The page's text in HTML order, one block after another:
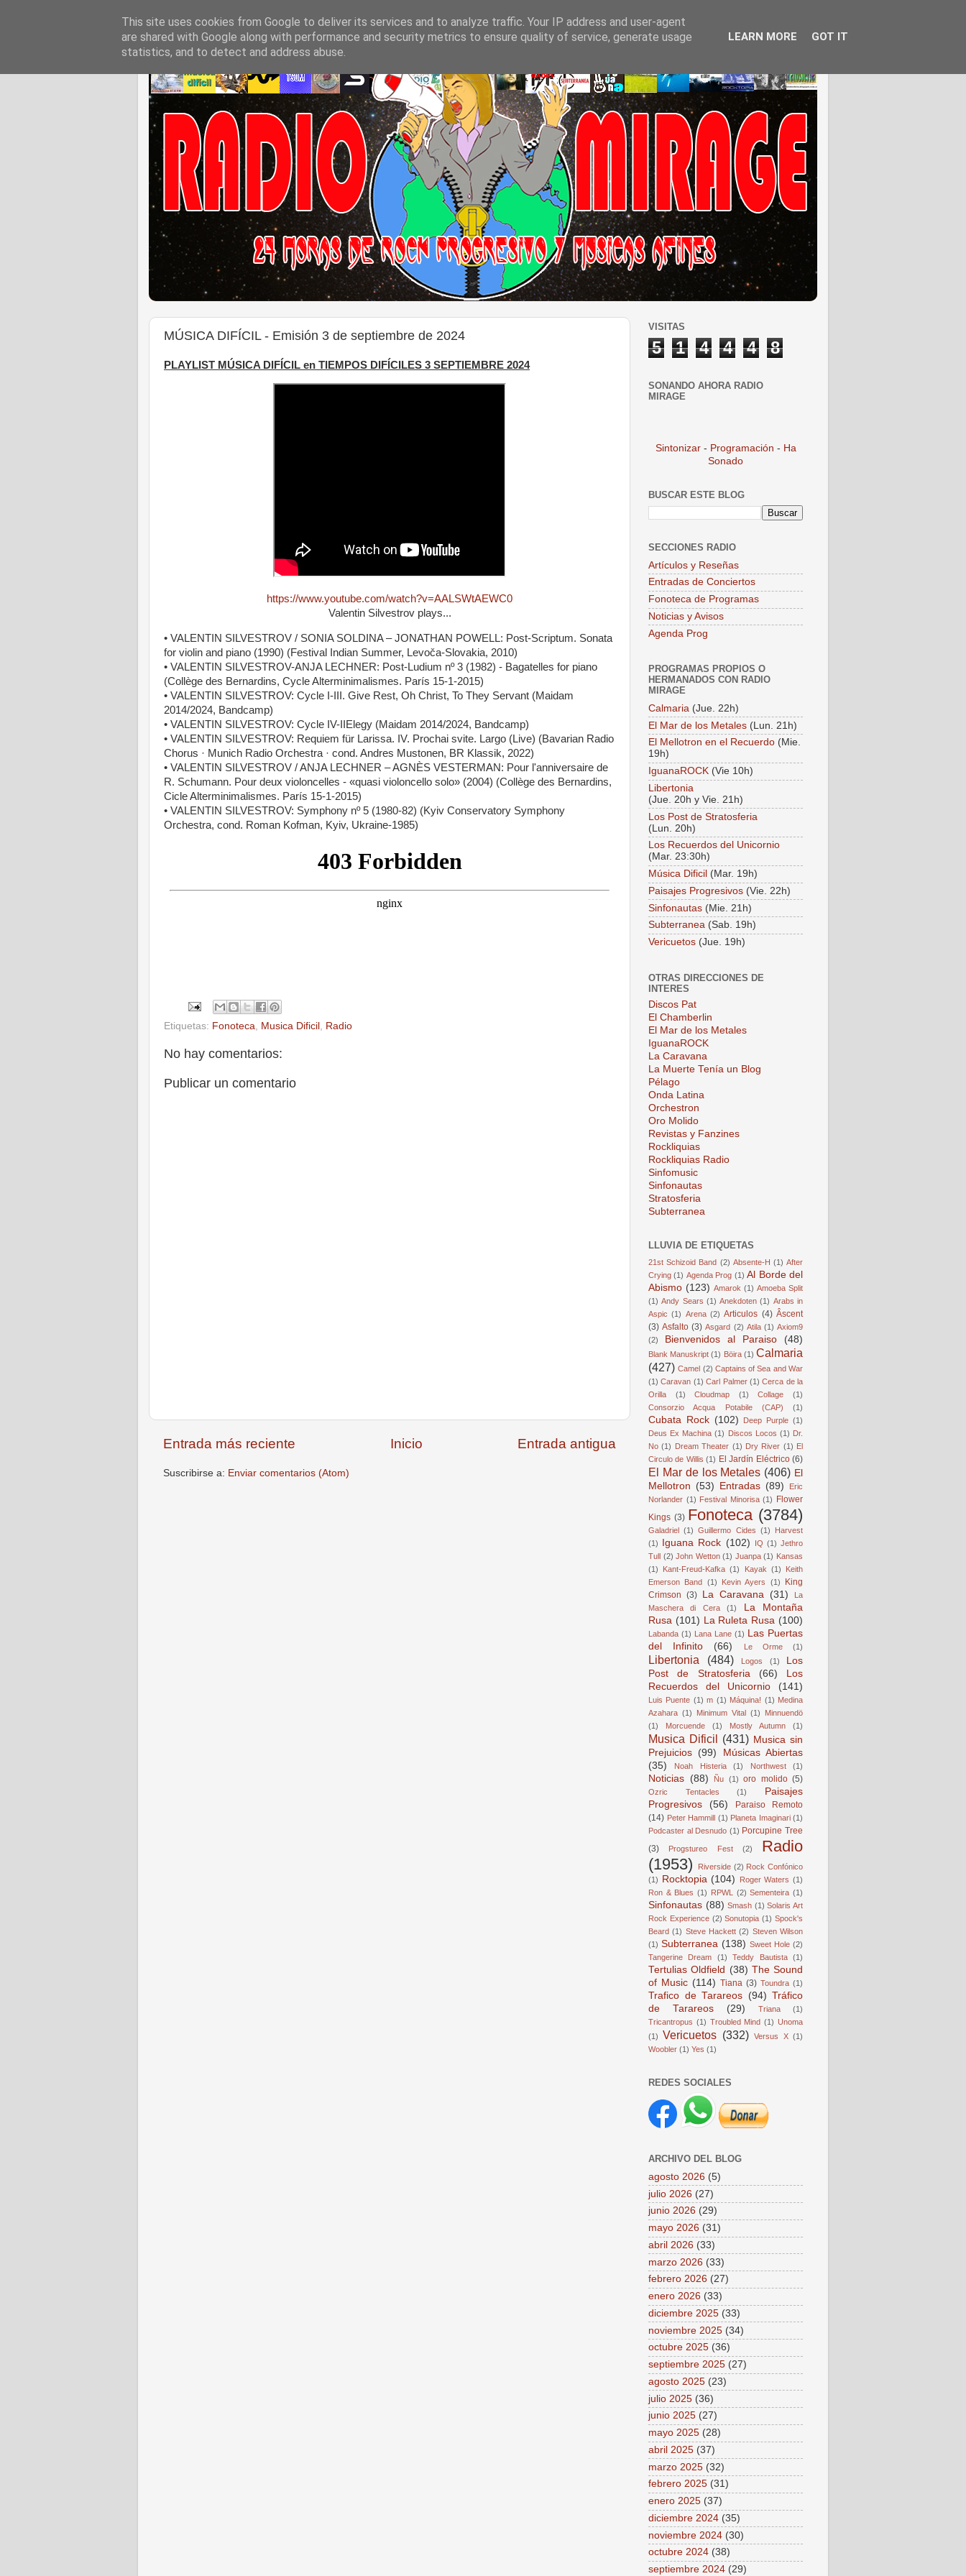
MÚSICA DIFÍCIL - Emisión 3 de septiembre de 2024
PLAYLIST MÚSICA DIFÍCIL en TIEMPOS DIFÍCILES 3 SEPTIEMBRE 2024
https://www.youtube.com/watch?v=AALSWtAEWC0
Valentin Silvestrov plays...
• VALENTIN SILVESTROV / SONIA SOLDINA – JONATHAN POWELL: Post-Scriptum. Sonata
for violin and piano (1990) (Festival Indian Summer, Levoča-Slovakia, 2010)
• VALENTIN SILVESTROV-ANJA LECHNER: Post-Ludium nº 3 (1982) - Bagatelles for piano
(Collège des Bernardins, Cycle Alterminimalismes. París 15-1-2015)
• VALENTIN SILVESTROV: Cycle I-III. Give Rest, Oh Christ, To They Servant (Maidam
2014/2024, Bandcamp)
• VALENTIN SILVESTROV: Cycle IV-IIElegy (Maidam 2014/2024, Bandcamp)
• VALENTIN SILVESTROV: Requiem für Larissa. IV. Prochai svite. Largo (Live) (Bavarian Radio
Chorus · Munich Radio Orchestra · cond. Andres Mustonen, BR Klassik, 2022)
• VALENTIN SILVESTROV / ANJA LECHNER – AGNÈS VESTERMAN: Pour l'anniversaire de
R. Schumann. Pour deux violoncelles - «quasi violoncello solo» (2004) (Collège des Bernardins,
Cicle Alterminimalismes. París 15-1-2015)
• VALENTIN SILVESTROV: Symphony nº 5 (1980-82) (Kyiv Conservatory Symphony
Orchestra, cond. Roman Kofman, Kyiv, Ukraine-1985)
Etiquetas: Fonoteca Musica Dificil Radio
No hay comentarios:
Publicar un comentario
Entrada más reciente Entrada antigua
Inicio
Suscribirse a: Enviar comentarios (Atom)
VISITAS
5 1 4 4 4 8
SONANDO AHORA RADIO
MIRAGE
Sintonizar - Programación - Ha
Sonado
BUSCAR ESTE BLOG
SECCIONES RADIO
Artículos y Reseñas
Entradas de Conciertos
Fonoteca de Programas
Noticias y Avisos
Agenda Prog
PROGRAMAS PROPIOS O
HERMANADOS CON RADIO
MIRAGE
Calmaria (Jue. 22h)
El Mar de los Metales (Lun. 21h)
El Mellotron en el Recuerdo (Mie.
19h)
IguanaROCK (Vie 10h)
Libertonia
(Jue. 20h y Vie. 21h)
Los Post de Stratosferia
(Lun. 20h)
Los Recuerdos del Unicornio
(Mar. 23:30h)
Música Dificil (Mar. 19h)
Paisajes Progresivos (Vie. 22h)
Sinfonautas (Mie. 21h)
Subterranea (Sab. 19h)
Vericuetos (Jue. 19h)
OTRAS DIRECCIONES DE
INTERES
Discos Pat
El Chamberlin
El Mar de los Metales
IguanaROCK
La Caravana
La Muerte Tenía un Blog
Pélago
Onda Latina
Orchestron
Oro Molido
Revistas y Fanzines
Rockliquias
Rockliquias Radio
Sinfomusic
Sinfonautas
Stratosferia
Subterranea
LLUVIA DE ETIQUETAS
21st Schizoid Band (2) Absente-H (1) After
Crying (1) Agenda Prog (1) Al Borde del
Abismo (123) Amarok (1) Amoeba Split
(1) Andy Sears (1) Anekdoten (1) Arabs in
Aspic (1) Arena (2) Articulos (4) Âscent
(3) Asfalto (3) Asgard (2) Atila (1) Axiom9
(2)
Bienvenidos al Paraiso (48)
Blank Manuskript (1) Böira (1) Calmaria
(427) Camel (2) Captains of Sea and War
(1) Caravan (1) Carl Palmer (1) Cerca de la
Orilla
(1) Cloudmap (1) Collage
(1)
Consorzio Acqua Potabile (CAP)
(1)
Cubata Rock (102) Deep Purple (1)
Deus Ex Machina (1) Discos Locos (1) Dr.
No (1) Dream Theater (1) Dry River (1) El
Circulo de Willis (1) El Jardín Eléctrico (6)
El Mar de los Metales (406) El
Mellotron (53) Entradas (89)
Eric
Norlander (1) Festival Minorisa (1) Flower
Kings (3) Fonoteca (3784)
Galadriel (1) Guillermo Cides (1)
Harvest
(1) Iguana Rock (102) IQ (1) Jethro
Tull (2) John Wetton (1) Juanpa (1) Kansas
(1)
Kant-Freud-Kafka (1) Kayak (1)
Keith
Emerson Band (1) Kevin Ayers (1)
King
Crimson (3) La Caravana (31)
La
Maschera di Cera
(1)
La Montaña
Rusa (101) La Ruleta Rusa (100)
Labanda (1) Lana Lane (1) Las Puertas
del Infinito
(66) Le Orme (1)
Libertonia (484) Logos (1)
Los
Post de Stratosferia
(66)
Los
Recuerdos del Unicornio
(141)
Luis Puente (1) m (1) Máquina! (1) Medina
Azahara (1) Minimum Vital (1)
Minnuendö
(1)
Morcuende (1) Mostly Autumn (1)
Musica Dificil (431) Musica sin
Prejuicios (99)
Músicas Abiertas
(35)
Noah Histeria (1) Northwest (1)
Noticias (88) Ñu (1) oro molido (5)
Ozric Tentacles (1)
Paisajes
Progresivos
(56)
Paraiso Remoto
(14) Peter Hammill (1) Planeta Imaginari (1)
Podcaster al Desnudo (1) Porcupine Tree
(3)
Progstureo Fest (2)
Radio
(1953)
Riverside (2) Rock Confónico
(1) Rocktopia (104) Roger Waters (1)
Ron & Blues (1) RPWL (2) Sementeira (1)
Sinfonautas (88) Smash (1) Solaris Art
Rock Experience (2) Sonutopia (1) Spock's
Beard (1) Steve Hackett (2) Steven Wilson
(1) Subterranea (138) Sweet Hole (2)
Tangerine Dream
(1) Teddy Bautista (1)
Tertulias Oldfield (38) The Sound
of Music (114) Tiana (3) Toundra (1)
Trafico de Tarareos (94) Tráfico
de Tarareos
(29) Triana
(1)
Tricantropus (1) Troubled Mind (1) Unoma
(1)
Vericuetos (332) Versus X (1)
Woobler (1) Yes (1)
REDES SOCIALES
ARCHIVO DEL BLOG
agosto 2026 (5)
julio 2026 (27)
junio 2026 (29)
mayo 2026 (31)
abril 2026 (33)
marzo 2026 (33)
febrero 2026 (27)
enero 2026 (33)
diciembre 2025 (33)
noviembre 2025 (34)
octubre 2025 (36)
septiembre 2025 (27)
agosto 2025 (23)
julio 2025 (36)
junio 2025 (27)
mayo 2025 (28)
abril 2025 (37)
marzo 2025 (32)
febrero 2025 (31)
enero 2025 (37)
diciembre 2024 (35)
noviembre 2024 (30)
octubre 2024 (38)
septiembre 2024 (29)
This site uses cookies from Google to deliver its services and to analyze traffic. Your IP address and user-agent
are shared with Google along with performance and security metrics to ensure quality of service, generate usage
statistics, and to detect and address abuse.
LEARN MORE GOT IT